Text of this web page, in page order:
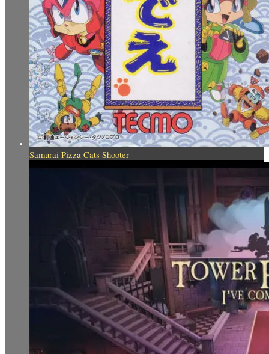
Samurai Pizza Cats Shooter